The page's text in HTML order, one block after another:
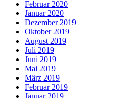
Februar 2020
Januar 2020
Dezember 2019
Oktober 2019
August 2019
Juli 2019
Juni 2019
Mai 2019
März 2019
Februar 2019